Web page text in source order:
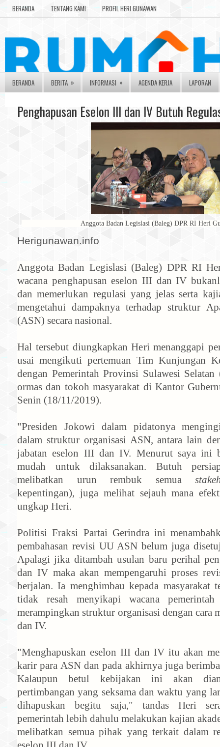
BERANDA TENTANG KAMI PROFIL HERI GUNAWAN
BERANDA BERITA » INFORMASI » AGENDA KERJA LAPORAN
Penghapusan Eselon III dan IV Butuh
Anggota Badan Legislasi (Baleg) DPR RI Heri
Herigunawan.info
Anggota Badan Legislasi (Baleg) DPR RI
wacana penghapusan eselon III dan IV
dan memerlukan regulasi yang jelas serta
mengetahui dampaknya terhadap struktur
(ASN) secara nasional.
Hal tersebut diungkapkan Heri menanggapi
usai mengikuti pertemuan Tim Kunjungan
dengan Pemerintah Provinsi Sulawesi
ormas dan tokoh masyarakat di Kantor
Senin (18/11/2019).
"Presiden Jokowi dalam pidatonya
dalam struktur organisasi ASN, antara lain
jabatan eselon III dan IV. Menurut saya ini
mudah untuk dilaksanakan. Butuh
melibatkan urun rembuk semua
kepentingan), juga melihat sejauh mana
ungkap Heri.
Politisi Fraksi Partai Gerindra ini
pembahasan revisi UU ASN belum juga
Apalagi jika ditambah usulan baru perihal
dan IV maka akan mempengaruhi proses
berjalan. Ia menghimbau kepada masyarakat
tidak resah menyikapi wacana
merampingkan struktur organisasi dengan cara
dan IV.
"Menghapuskan eselon III dan IV itu akan
karir para ASN dan pada akhirnya juga
Kalaupun betul kebijakan ini akan
pertimbangan yang seksama dan waktu yang
dihapuskan begitu saja," tandas Heri
pemerintah lebih dahulu melakukan kajian
melibatkan semua pihak yang terkait dalam